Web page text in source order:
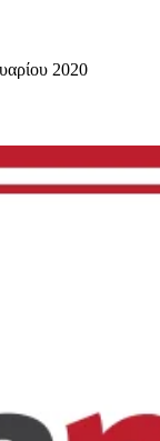
2020